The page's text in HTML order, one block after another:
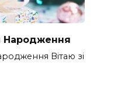
Народження
Вітаю зі